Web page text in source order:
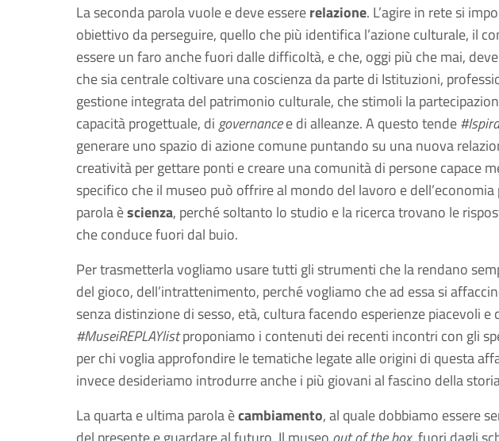
La seconda parola vuole e deve essererelazione. L’agire in rete si
obiettivo da perseguire, quello che più identifica l’azione culturale, il
essere un faro anche fuori dalle difficoltà, e che, oggi più che mai,
che sia centrale coltivare una coscienza da parte di Istituzioni,
gestione integrata del patrimonio culturale, che stimoli la
capacità progettuale, digovernancee di alleanze. A questo tende
generare uno spazio di azione comune puntando su una nuova
creatività per gettare ponti e creare una comunità di persone capace
specifico che il museo può offrire al mondo del lavoro e
parola èscienza, perché soltanto lo studio e la ricerca trovano le
che conduce fuori dal buio.
Per trasmetterla vogliamo usare tutti gli strumenti che la rendano
del gioco, dell’intrattenimento, perché vogliamo che ad essa si
senza distinzione di sesso, età, cultura facendo esperienze piacevoli e
#MuseiREPLAYlistproponiamo i contenuti dei recenti incontri con gli
per chi voglia approfondire le tematiche legate alle origini di questa
invece desideriamo introdurre anche i più giovani al fascino della
La quarta e ultima parola ècambiamento, al quale dobbiamo essere